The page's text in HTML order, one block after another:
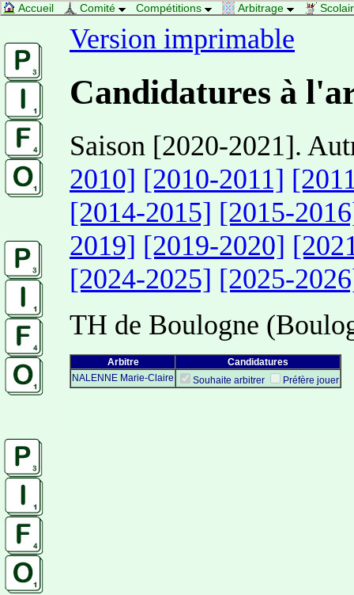
Accueil Comité Compétitions Arbitrage
Version imprimable
Candidatures à
Saison [2020-2021].
2010] [2010-2011]
[2014-2015] [2015-
2019] [2019-2020]
[2024-2025] [2025-
TH de Boulogne
Arbitre
Candidatures
NALENNE Marie-Claire
Souhaite arbitrer Préfère jouer